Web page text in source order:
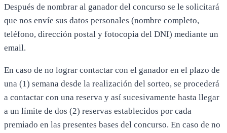
Después de nombrar al ganador del concurso se le solicitará
que nos envíe sus datos personales (nombre completo,
teléfono, dirección postal y fotocopia del DNI) mediante un
email.
En caso de no lograr contactar con el ganador en el plazo de
una (1) semana desde la realización del sorteo, se procederá
a contactar con una reserva y así sucesivamente hasta llegar
a un límite de dos (2) reservas establecidos por cada
premiado en las presentes bases del concurso. En caso de no